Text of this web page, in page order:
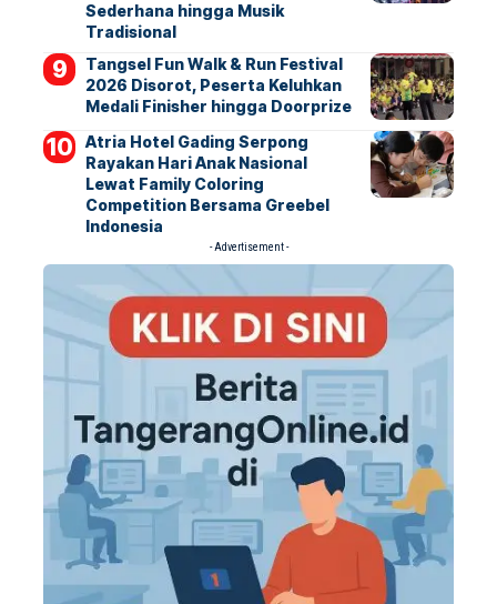
Sederhana hingga Musik
Tradisional
Tangsel Fun Walk & Run Festival
2026 Disorot, Peserta Keluhkan
Medali Finisher hingga Doorprize
Atria Hotel Gading Serpong
Rayakan Hari Anak Nasional
Lewat Family Coloring
Competition Bersama Greebel
Indonesia
- Advertisement -